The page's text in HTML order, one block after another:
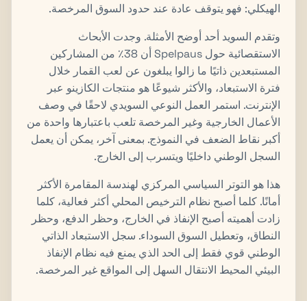
الهيكلي: فهو يتوقف عادة عند حدود السوق المرخصة.
وتقدم السويد أحد أوضح الأمثلة. وجدت الأبحاث
الاستقصائية حول Spelpaus أن 38٪ من المشاركين
المستبعدين ذاتيًا ما زالوا يبلغون عن لعب القمار خلال
فترة الاستبعاد، والأكثر شيوعًا هو منتجات الكازينو عبر
الإنترنت. استمر العمل النوعي السويدي لاحقًا في وصف
الأعمال الخارجية وغير المرخصة تلعب باعتبارها واحدة من
أكبر نقاط الضعف في النموذج. بمعنى آخر، يمكن أن يعمل
السجل الوطني داخليًا ويتسرب إلى الخارج.
هذا هو التوتر السياسي المركزي لهندسة المقامرة الأكثر
أمانًا. كلما أصبح نظام الترخيص المحلي أكثر فعالية، كلما
زادت أهميته أصبح الإنفاذ في الخارج، وحظر الدفع، وحظر
النطاق، وتعطيل السوق السوداء. سجل الاستبعاد الذاتي
الوطني قوي فقط إلى الحد الذي يمنع فيه نظام الإنفاذ
البيئي المحيط الانتقال السهل إلى المواقع غير المرخصة.